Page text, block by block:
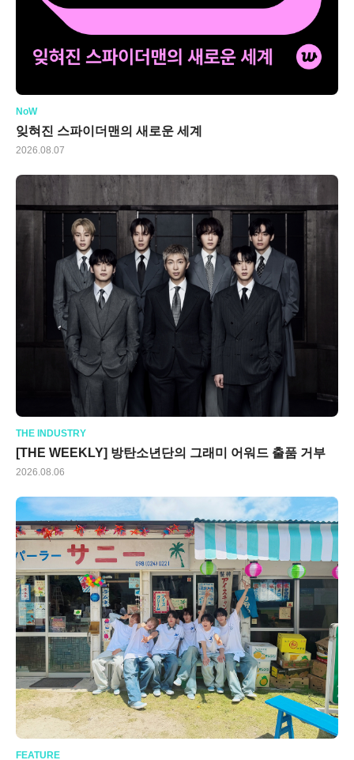
NoW
잊혀진 스파이더맨의 새로운 세계
2026.08.07
THE INDUSTRY
[THE WEEKLY] 방탄소년단의 그래미 어워드 출품 거부
2026.08.06
FEATURE